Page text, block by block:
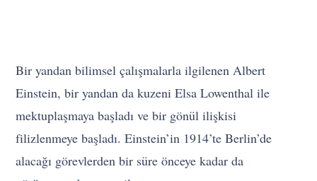
Bir yandan bilimsel çalışmalarla ilgilenen Albert
Einstein, bir yandan da kuzeni Elsa Lowenthal ile
mektuplaşmaya başladı ve bir gönül ilişkisi
filizlenmeye başladı. Einstein’in 1914’te Berlin’de
alacağı görevlerden bir süre önceye kadar da